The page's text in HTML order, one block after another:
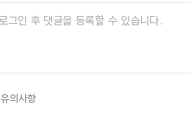
유의사항